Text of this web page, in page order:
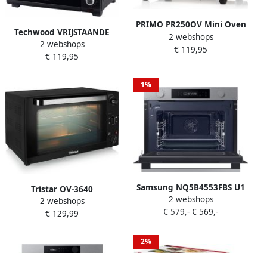
Techwood VRIJSTAANDE
OVEN TFO-406 40 LITER
2 webshops
€ 119,95
PRIMO PR250OV Mini Oven
Bakoven met Hetelucht- &
Grillfunctie Vrijstaand 34L
2 webshops
€ 119,95
Tristar OV-3640
Convectieoven XXL –
Vrijstaande Oven 60 liter –
2 webshops
€ 129,99
1%
Samsung NQ5B4553FBS U1
| Microgolfovens |
Keuken&Koken
2 webshops
€ 579,- € 569,-
2%